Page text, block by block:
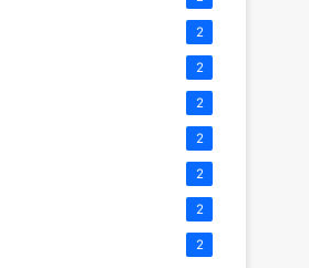
2
2
2
2
2
2
2